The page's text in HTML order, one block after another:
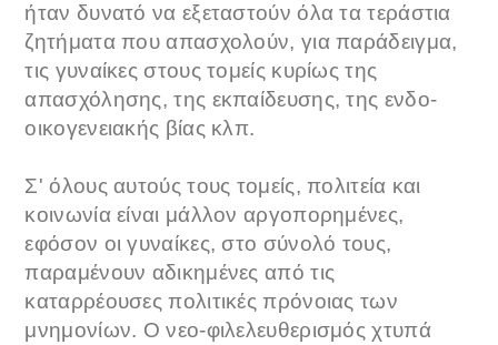
ήταν δυνατό να εξεταστούν όλα τα τεράστια
ζητήματα που απασχολούν, για παράδειγμα,
τις γυναίκες στους τομείς κυρίως της
απασχόλησης, της εκπαίδευσης, της ενδο-
οικογενειακής βίας κλπ.
Σ' όλους αυτούς τους τομείς, πολιτεία και
κοινωνία είναι μάλλον αργοπορημένες,
εφόσον οι γυναίκες, στο σύνολό τους,
παραμένουν αδικημένες από τις
καταρρέουσες πολιτικές πρόνοιας των
μνημονίων. Ο νεο-φιλελευθερισμός χτυπά